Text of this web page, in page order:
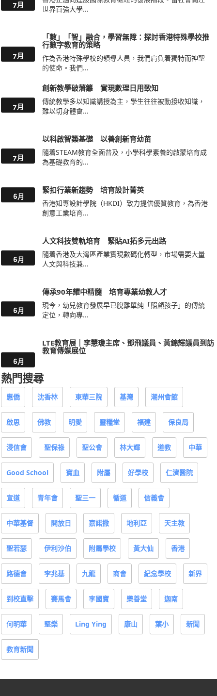
7月
世界百強大學...
7月
「數」「智」融合，學習無障：探討香港特殊學校推
行數字教育的策略
作為香港特殊學校的領導人員，我們肩負着獨特而神聖
的使命。我們...
7月
創新教學破藩籬 實現數理日用致知
傳統教學多以知識講授為主，學生往往被動接收知識，
難以切身體會...
7月
以科啟智築基礎 以善創新育幼苗
隨着STEAM教育全面普及，小學科學素養的啟蒙培育成
為基礎教育的...
6月
緊扣行業新趨勢 培育設計菁英
香港知專設計學院（HKDI）致力提供優質教育，為香港
創意工業培育...
6月
人文科技雙軌培育 緊貼AI拓多元出路
隨着香港及大灣區產業實現數碼化轉型，市場需要大量
人文與科技兼...
6月
傳承90年耀中精髓 培育專業幼教人才
現今，幼兒教育發展早已脫離單純「照顧孩子」的傳統
定位，轉向專...
6月
LTE教育展｜李慧瓊主席、鄧飛議員、黃錦輝議員到訪
教育傳媒展位
熱門搜尋
惠僑 沈香林 東華三院 基灣 潮州會館
啟思 佛教 明愛 靈糧堂 福建 保良局
浸信會 聖保祿 聖公會 林大輝 道教 中華
Good School 寶血 附屬 好學校 仁濟醫院
宣道 青年會 聖三一 循道 信義會
中華基督 開放日 嘉諾撒 地利亞 天主教
聖若瑟 伊利沙伯 附屬學校 黃大仙 香港
路德會 李兆基 九龍 商會 紀念學校 新界
到校直擊 賽馬會 李國寶 樂善堂 迦南
何明華 堅樂 Ling Ying 康山 葉小 新聞
教育新聞